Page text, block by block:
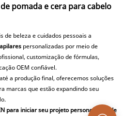
pomada e cera para cabelo
de beleza e cuidados pessoais a
personalizadas por meio de
customização de fórmulas,
OEM confiável.
a produção final, oferecemos soluções
marcas que estão expandindo seu
para iniciar seu projeto personalizado de